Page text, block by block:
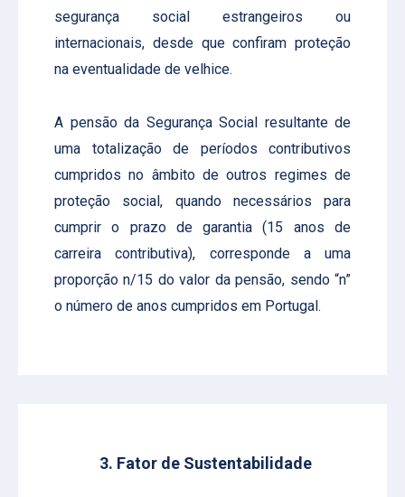
segurança social estrangeiros ou
internacionais, desde que confiram proteção
na eventualidade de velhice.
A pensão da Segurança Social resultante de
uma totalização de períodos contributivos
cumpridos no âmbito de outros regimes de
proteção social, quando necessários para
cumprir o prazo de garantia (15 anos de
carreira contributiva), corresponde a uma
proporção n/15 do valor da pensão, sendo “n”
o número de anos cumpridos em Portugal.
3. Fator de Sustentabilidade